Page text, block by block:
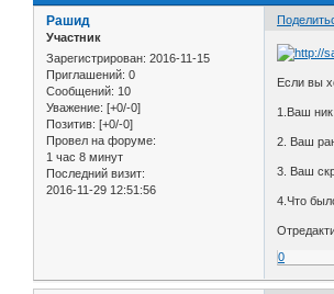
Рашид
Участник
Зарегистрирован: 2016-11-15
Приглашений: 0
Сообщений: 10
Уважение: [+0/-0]
Позитив: [+0/-0]
Провел на форуме:
1 час 8 минут
Последний визит:
2016-11-29 12:51:56
Если вы
1.Ваш ник:
2. Ваш
3. Ваш
4.Что
0